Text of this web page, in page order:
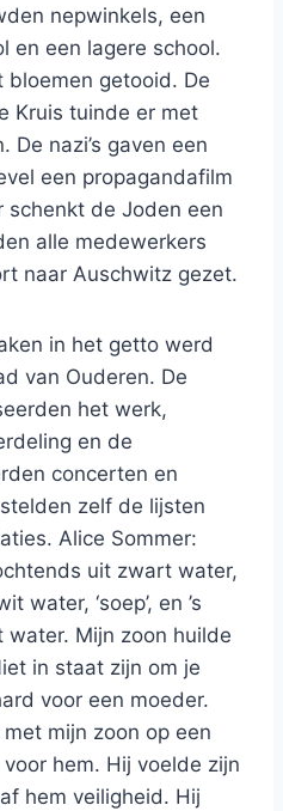
nepwinkels, een
en een lagere school.
bloemen getooid. De
Kruis tuinde er met
De nazi’s gaven een
een propagandafilm
schenkt de Joden een
alle medewerkers
naar Auschwitz gezet.
in het getto werd
van Ouderen. De
het werk,
en de
concerten en
zelf de lijsten
Alice Sommer:
uit zwart water,
water, ‘soep’, en ’s
Mijn zoon huilde
in staat zijn om je
voor een moeder.
mijn zoon op een
hem. Hij voelde zijn
hem veiligheid. Hij